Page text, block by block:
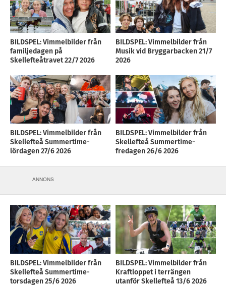
BILDSPEL: Vimmelbilder från
familjedagen på
Skellefteåtravet 22/7 2026
BILDSPEL: Vimmelbilder från
Musik vid Bryggarbacken 21/7
2026
BILDSPEL: Vimmelbilder från
Skellefteå Summertime-
lördagen 27/6 2026
BILDSPEL: Vimmelbilder från
Skellefteå Summertime-
fredagen 26/6 2026
ANNONS
BILDSPEL: Vimmelbilder från
Skellefteå Summertime-
torsdagen 25/6 2026
BILDSPEL: Vimmelbilder från
Kraftloppet i terrängen
utanför Skellefteå 13/6 2026